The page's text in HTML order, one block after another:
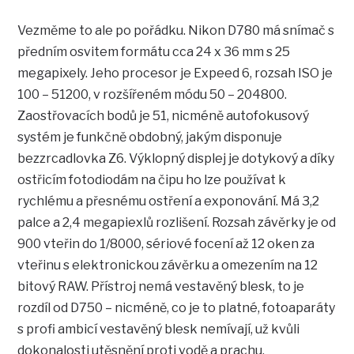
Vezměme to ale po pořádku. Nikon D780 má snímač s
předním osvitem formátu cca 24 x 36 mm s 25
megapixely. Jeho procesor je Expeed 6, rozsah ISO je
100 – 51200, v rozšířeném módu 50 – 204800.
Zaostřovacích bodů je 51, nicméně autofokusový
systém je funkčně obdobný, jakým disponuje
bezzrcadlovka Z6. Výklopný displej je dotykový a díky
ostřicím fotodiodám na čipu ho lze používat k
rychlému a přesnému ostření a exponování. Má 3,2
palce a 2,4 megapiexlů rozlišení. Rozsah závěrky je od
900 vteřin do 1/8000, sériové focení až 12 oken za
vteřinu s elektronickou závěrku a omezením na 12
bitový RAW. Přístroj nemá vestavěný blesk, to je
rozdíl od D750 – nicméně, co je to platné, fotoaparáty
s profi ambicí vestavěný blesk nemívají, už kvůli
dokonalosti utěsnění proti vodě a prachu.